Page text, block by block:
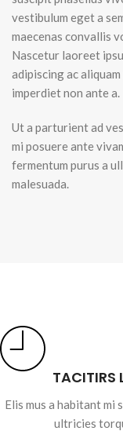
vestibulum eget a
maecenas convallis
Nascetur laoreet
adipiscing ac
imperdiet non ante a.
Ut a parturient ad
mi posuere ante
fermentum purus a
malesuada.
TACITIRS
Elis mus a habitant mi
ultricies